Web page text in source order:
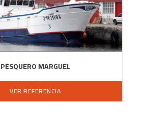
PESQUERO MARGUEL
VER REFERENCIA